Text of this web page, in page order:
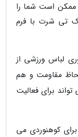
است شما را
یک تی شرت با فرم
لباس ورزشی از
مقاومت و هم
برای فعالیت
کوهنوردی می